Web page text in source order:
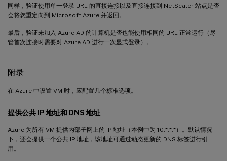
同样，验证使用单一登录 URL 的直接连接以及直接连接到 NetScaler 站点是否
会将您重定向到 Microsoft Azure 并返回。
最后，验证未加入 Azure AD 的计算机是否也能使用相同的 URL 正常运行（尽
管首次连接时需要对 Azure AD 进行一次显式登录）。
附录
在 Azure 中设置 VM 时，应配置几个标准选项。
提供公共 IP 地址和 DNS 地址
Azure 为所有 VM 提供内部子网上的 IP 地址（本例中为 10.*.*.*）。默认情况
下，还会提供一个公共 IP 地址，该地址可通过动态更新的 DNS 标签进行引
用。